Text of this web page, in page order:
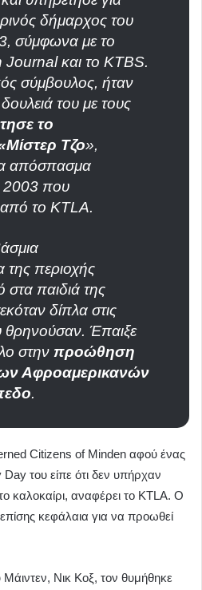
δήμαρχος του
σύμφωνα με το
και το KTBS.
σύμβουλος, ήταν
του με τους
το
Τζο»,
απόσπασμα
2003 που
το KTLA.
περιοχής
παιδιά της
δίπλα στις
θρηνούσαν. Έπαιξε
στην προώθηση
Αφροαμερικανών
.
Citizens of Minden αφού ένας
του είπε ότι δεν υπήρχαν
καλοκαίρι, αναφέρει το KTLA. Ο
κεφάλαια για να προωθεί
Νικ Κοξ, τον θυμήθηκε